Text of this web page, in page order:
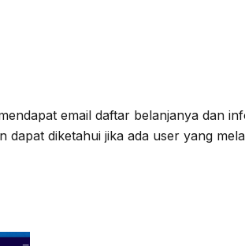
email daftar belanjanya dan
diketahui jika ada user yang